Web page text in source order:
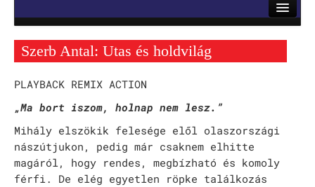
Mozsik Imre: OKTATÁS
Vinnai András: Roletti
Szerb Antal: Utas és holdvilág
Rókonok
It’s a match
Szerb Antal: Utas és holdvilág
PLAYBACK REMIX ACTION
„Ma bort iszom, holnap nem lesz.”
Mihály elszökik felesége elől olaszországi
nászútjukon, pedig már csaknem elhitte
magáról, hogy rendes, megbízható és komoly
férfi. De elég egyetlen röpke találkozás